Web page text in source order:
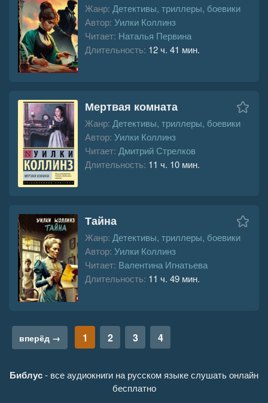
Жанр: Детективы, триллеры, боевики
Автор: Уилки Коллинз
Читает: Наталья Первина
Длительность: 12 ч. 41 мин.
Мертвая комната
Жанр: Детективы, триллеры, боевики
Автор: Уилки Коллинз
Читает: Дмитрий Стрелков
Длительность: 11 ч. 10 мин.
Тайна
Жанр: Детективы, триллеры, боевики
Автор: Уилки Коллинз
Читает: Валентина Игнатьева
Длительность: 11 ч. 49 мин.
вперёд → 1 2 3 4
Библус- все аудиокниги на русском языке слушать онлайн
бесплатно